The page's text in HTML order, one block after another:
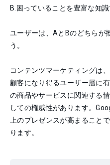
B.困っていることを豊富な知
ユーザーは、AとBのどちらが
う。
コンテンツマーケティングは
顧客になり得るユーザー層に
の商品やサービスに関連する
しての権威性があります。
上のプレゼンスが高まること
ります。